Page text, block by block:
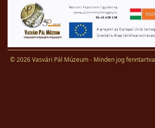
© 2026 Vasvári Pál Múzeum - Minden jog fenntartva